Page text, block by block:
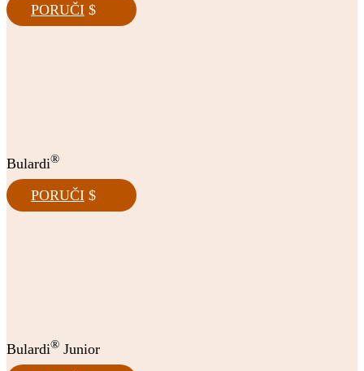
PORUČI
Bulardi®
PORUČI
Bulardi® Junior